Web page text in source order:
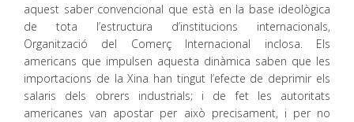
aquest saber convencional que està en la base ideològica
de tota l’estructura d’institucions internacionals,
Organització del Comerç Internacional inclosa. Els
americans que impulsen aquesta dinàmica saben que les
importacions de la Xina han tingut l’efecte de deprimir els
salaris dels obrers industrials; i de fet les autoritats
americanes van apostar per això precisament, i per no